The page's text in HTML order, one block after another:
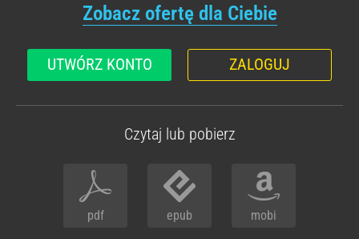
Zobacz ofertę dla Ciebie
UTWÓRZ KONTO ZALOGUJ
Czytaj lub pobierz
pdf epub mobi